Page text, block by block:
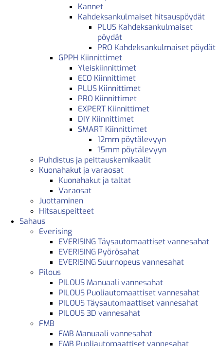
Kannet
Kahdeksankulmaiset hitsauspöydät
PLUS Kahdeksankulmaiset
pöydät
PRO Kahdeksankulmaiset pöydät
GPPH Kiinnittimet
Yleiskiinnittimet
ECO Kiinnittimet
PLUS Kiinnittimet
PRO Kiinnittimet
EXPERT Kiinnittimet
DIY Kiinnittimet
SMART Kiinnittimet
12mm pöytälevyyn
15mm pöytälevyyn
Puhdistus ja peittauskemikaalit
Kuonahakut ja varaosat
Kuonahakut ja taltat
Varaosat
Juottaminen
Hitsauspeitteet
Sahaus
Everising
EVERISING Täysautomaattiset vannesahat
EVERISING Pyörösahat
EVERISING Suurnopeus vannesahat
Pilous
PILOUS Manuaali vannesahat
PILOUS Puoliautomaattiset vannesahat
PILOUS Täysautomaattiset vannesahat
PILOUS 3D vannesahat
FMB
FMB Manuaali vannesahat
FMB Puoliautomaattiset vannesahat